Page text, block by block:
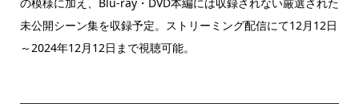
の模様に加え、Blu-ray・DVD本編には収録されない厳選された
未公開シーン集を収録予定。ストリーミング配信にて12月12日
～2024年12月12日まで視聴可能。